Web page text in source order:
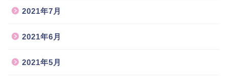
2021年7月
2021年6月
2021年5月